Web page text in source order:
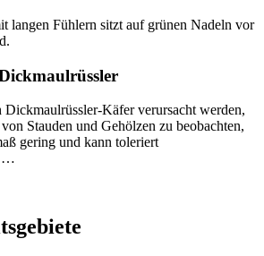
Dickmaulrüssler-Käfer verursacht werden,
Stauden und Gehölzen zu beobachten,
gering und kann toleriert
…